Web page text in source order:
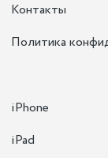
Контакты
Политика
iPhone
iPad